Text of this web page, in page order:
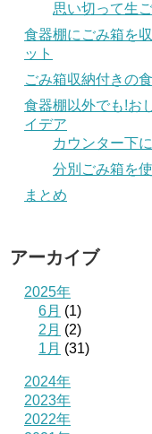
思い切って生
食器棚にごみ箱を
ット
ごみ箱収納付きの
食器棚以外でも!お
イデア
カウンター下
分別ごみ箱を
まとめ
アーカイブ
2025年
6月 (1)
2月 (2)
1月 (31)
2024年
2023年
2022年